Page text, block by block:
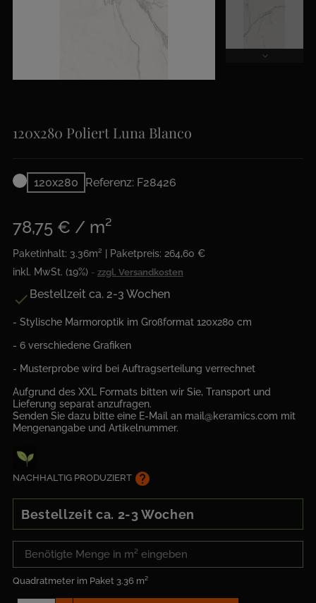
120x280 Poliert Luna Blanco
120x280 Referenz: F28426
78,75 € / m²
Paketinhalt: 3.36m² | Paketpreis: 264,60 €
inkl. MwSt. (19%)
zzgl. Versandkosten
 Bestellzeit ca. 2-3 Wochen
- Stylische Marmoroptik im Großformat 120x280 cm
- 6 verschiedene Grafiken
- Musterprobe wird bei Auftragserteilung verrechnet
Aufgrund des XXL Formats bitten wir Sie, Transport und
Lieferung separat anzufragen.
Senden Sie dazu bitte eine E-Mail an mail@keramics.com mit
Mengenangabe und Artikelnummer.
NACHHALTIG PRODUZIERT help
Bestellzeit ca. 2-3 Wochen
Quadratmeter im Paket 3.36 m²